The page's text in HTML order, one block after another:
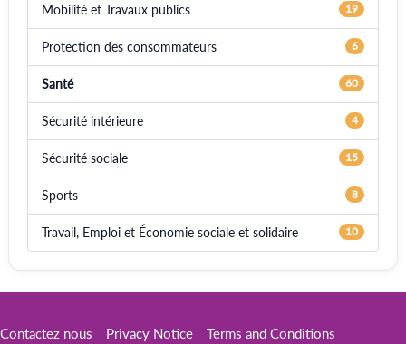
Mobilité et Travaux publics 19
Protection des consommateurs 6
Santé 60
Sécurité intérieure 4
Sécurité sociale 15
Sports 8
Travail, Emploi et Économie sociale et solidaire 10
Contactez nous Privacy Notice Terms and Conditions